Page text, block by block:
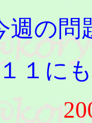
週の問
１に